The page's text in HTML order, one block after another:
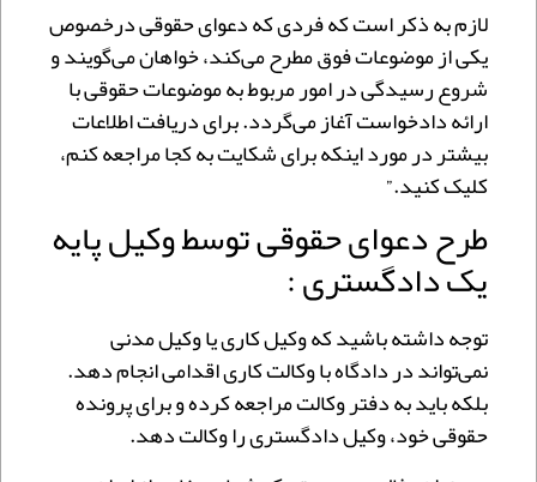
لازم به ذکر است که فردی که دعوای حقوقی درخصوص
یکی از موضوعات فوق مطرح می‌کند، خواهان می‌گویند و
شروع رسیدگی در امور مربوط به موضوعات حقوقی با
ارائه دادخواست آغاز می‌گردد. برای دریافت اطلاعات
بیشتر در مورد اینکه برای شکایت به کجا مراجعه کنم،
کلیک کنید.”
طرح دعوای حقوقی توسط وکیل پایه
یک دادگستری :
توجه داشته باشید که وکیل کاری یا وکیل مدنی
نمی‌تواند در دادگاه با وکالت کاری اقدامی انجام دهد.
بلکه باید به دفتر وکالت مراجعه کرده و برای پرونده
حقوقی خود، وکیل دادگستری را وکالت دهد.